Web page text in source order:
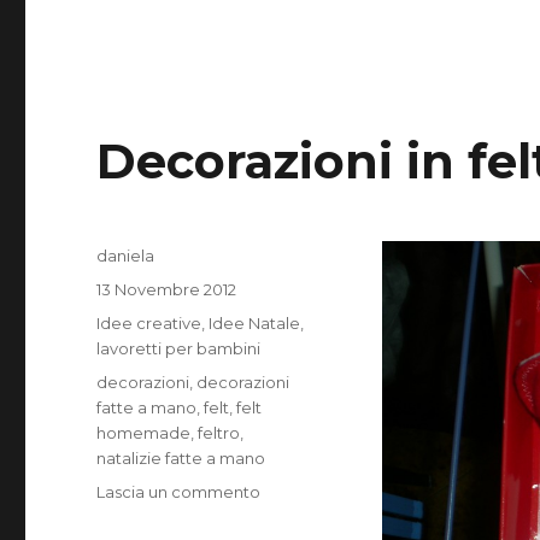
Decorazioni in
Autore
daniela
Pubblicato
13 Novembre 2012
Categorie
Idee creative Idee Natale
lavoretti per bambini
Tag
decorazioni decorazioni
fatte a mano ,felt ,felt
homemade ,feltro
natalizie fatte a mano
Lascia un commento